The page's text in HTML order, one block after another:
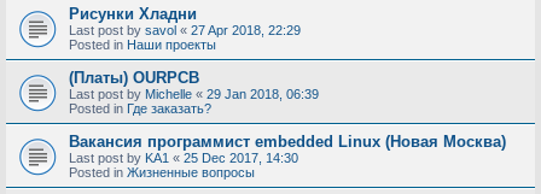
Рисунки Хладни
Last post by savol « 27 Apr 2018, 22:29
Posted in Наши проекты
(Платы) OURPCB
Last post by Michelle « 29 Jan 2018, 06:39
Posted in Где заказать?
Вакансия программист embedded Linux (Новая Москва)
Last post by KA1 « 25 Dec 2017, 14:30
Posted in Жизненные вопросы